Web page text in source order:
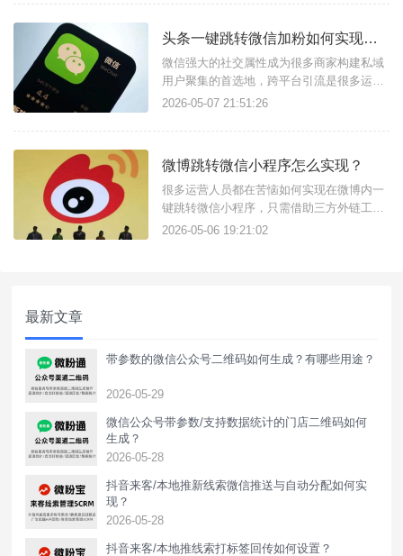
地页搭建功能即可，获客助手支持任意场景
量转化的方式尤其适合商家用户构建私域流
量。简单几步快速搭建广告落地页链
头条一键跳转微信加粉如何实现？跨平台引流工具使用方法
微信强大的社交属性成为很多商家构建私域
用户聚集的首选地，跨平台引流是很多运营
推广人员必备技能，只需找对工具可以很简
具，可实现头条一键跳转微信加好友，还支
等。功能实现原理：微信外链：核心原理是
微信外链功能，这是一种合规的支
2026-05-07 21:51:26
微博跳转微信小程序怎么实现？
很多运营人员都在苦恼如何实现在微博内一
键跳转微信小程序，只需借助三方外链工具
即可实现，比如：天天外链，不需要复杂的
2026-05-06 19:21:02
最新文章
带参数的微信公众号二维码如何生成？有哪些用途？
2026-05-29
微信公众号带参数/支持数据统计的门店二维码如何
生成？
2026-05-28
抖音来客/本地推新线索微信推送与自动分配如何实
现？
2026-05-28
抖音来客/本地推线索打标签回传如何设置？